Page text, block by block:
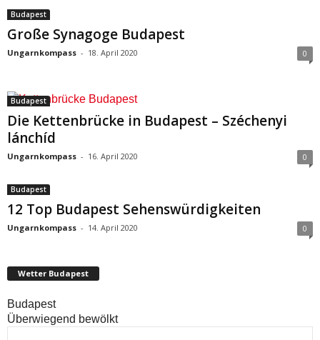
Budapest
Große Synagoge Budapest
Ungarnkompass - 18. April 2020 0
Budapest
Die Kettenbrücke in Budapest – Széchenyi
lánchíd
Ungarnkompass - 16. April 2020 0
Budapest
12 Top Budapest Sehenswürdigkeiten
Ungarnkompass - 14. April 2020 0
Wetter Budapest
Budapest
Überwiegend bewölkt